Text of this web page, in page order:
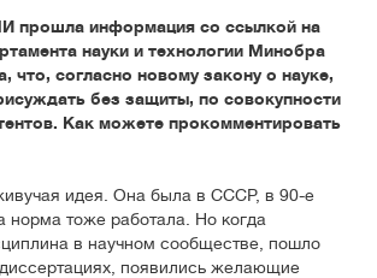
прошла информация со ссылкой на
науки и технологии Минобра
что, согласно новому закону о науке,
без защиты, по совокупности
Как можете прокомментировать
идея. Она была в СССР, в 90-е
норма тоже работала. Но когда
в научном сообществе, пошло
появились желающие